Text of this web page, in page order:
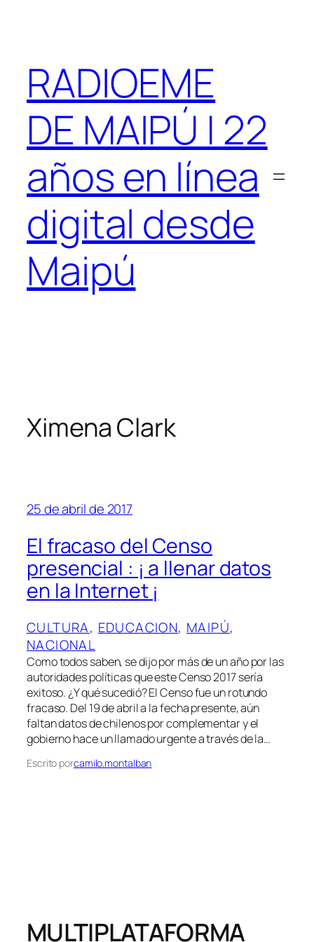
RADIOEME
DE MAIPÚ | 22
años en línea
digital desde
Maipú
Ximena Clark
25 de abril de 2017
El fracaso del Censo
presencial : ¡ a llenar datos
en la Internet ¡
CULTURA, EDUCACION, MAIPÚ
NACIONAL
Como todos saben, se dijo por más de un año por las
autoridades políticas que este Censo 2017 sería
exitoso. ¿Y qué sucedió? El Censo fue un rotundo
fracaso. Del 19 de abril a la fecha presente, aún
faltan datos de chilenos por complementar y el
gobierno hace un llamado urgente a través de la…
Escrito porcamilo.montalban
MULTIPLATAFORMA